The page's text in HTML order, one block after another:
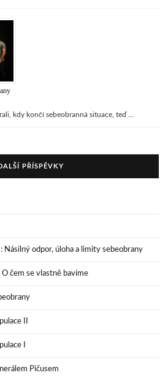
kdy končí sebeobranná situace, teď …
PŘÍSPĚVKY
Násilný odpor, úloha a limity sebeobrany
O čem se vlastně bavíme
II
I
Pičusem